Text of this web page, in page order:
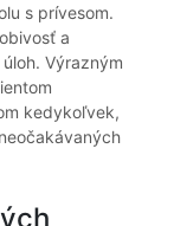
s prívesom.
a
Výrazným
kedykoľvek,